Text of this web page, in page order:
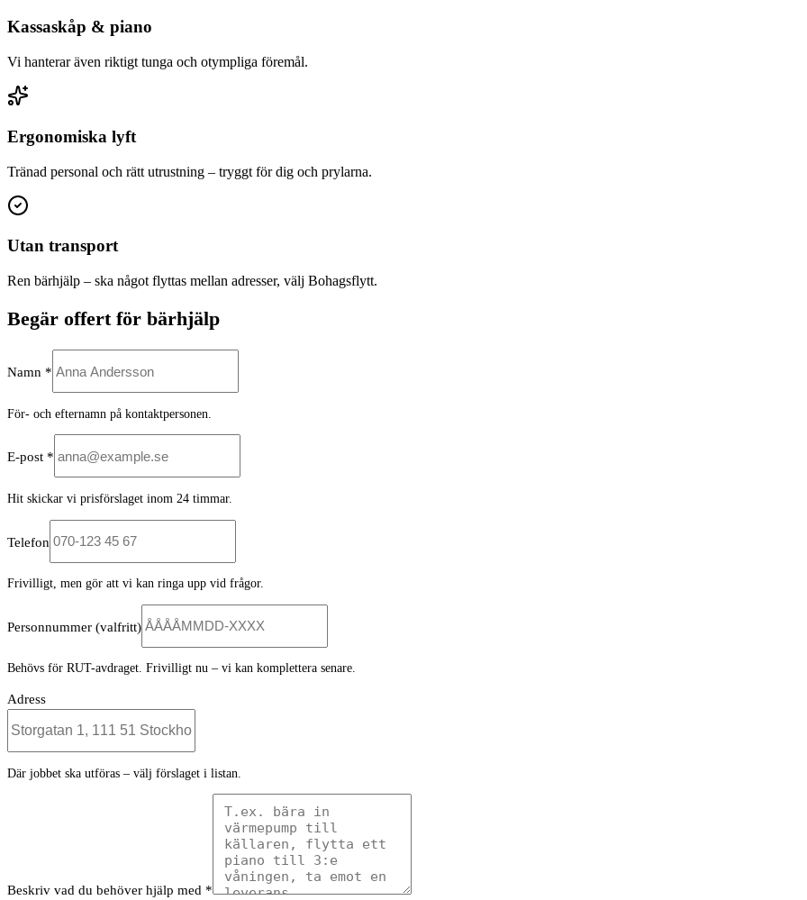
Kassaskåp & piano
Vi hanterar även riktigt tunga och otympliga föremål.
Ergonomiska lyft
Tränad personal och rätt utrustning – tryggt för dig och prylarna.
Utan transport
Ren bärhjälp – ska något flyttas mellan adresser, välj Bohagsflytt.
Begär offert för bärhjälp
Namn *
För- och efternamn på kontaktpersonen.
E-post *
Hit skickar vi prisförslaget inom 24 timmar.
Telefon
Frivilligt, men gör att vi kan ringa upp vid frågor.
Personnummer (valfritt)
Behövs för RUT-avdraget. Frivilligt nu – vi kan komplettera senare.
Adress
Där jobbet ska utföras – välj förslaget i listan.
Beskriv vad du behöver hjälp med *